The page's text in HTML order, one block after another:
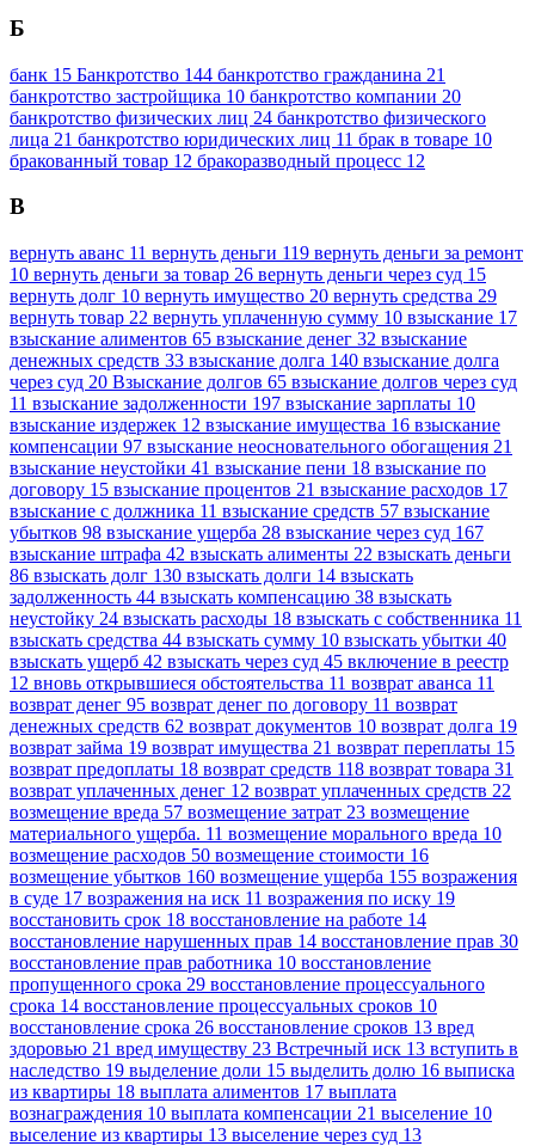
Б
банк 15 Банкротство 144 банкротство гражданина 21
банкротство застройщика 10 банкротство компании 20
банкротство физических лиц 24 банкротство физического
лица 21 банкротство юридических лиц 11 брак в товаре 10
бракованный товар 12 бракоразводный процесс 12
В
вернуть аванс 11 вернуть деньги 119 вернуть деньги за ремонт
10 вернуть деньги за товар 26 вернуть деньги через суд 15
вернуть долг 10 вернуть имущество 20 вернуть средства 29
вернуть товар 22 вернуть уплаченную сумму 10 взыскание 17
взыскание алиментов 65 взыскание денег 32 взыскание
денежных средств 33 взыскание долга 140 взыскание долга
через суд 20 Взыскание долгов 65 взыскание долгов через суд
11 взыскание задолженности 197 взыскание зарплаты 10
взыскание издержек 12 взыскание имущества 16 взыскание
компенсации 97 взыскание неосновательного обогащения 21
взыскание неустойки 41 взыскание пени 18 взыскание по
договору 15 взыскание процентов 21 взыскание расходов 17
взыскание с должника 11 взыскание средств 57 взыскание
убытков 98 взыскание ущерба 28 взыскание через суд 167
взыскание штрафа 42 взыскать алименты 22 взыскать деньги
86 взыскать долг 130 взыскать долги 14 взыскать
задолженность 44 взыскать компенсацию 38 взыскать
неустойку 24 взыскать расходы 18 взыскать с собственника 11
взыскать средства 44 взыскать сумму 10 взыскать убытки 40
взыскать ущерб 42 взыскать через суд 45 включение в реестр
12 вновь открывшиеся обстоятельства 11 возврат аванса 11
возврат денег 95 возврат денег по договору 11 возврат
денежных средств 62 возврат документов 10 возврат долга 19
возврат займа 19 возврат имущества 21 возврат переплаты 15
возврат предоплаты 18 возврат средств 118 возврат товара 31
возврат уплаченных денег 12 возврат уплаченных средств 22
возмещение вреда 57 возмещение затрат 23 возмещение
материального ущерба. 11 возмещение морального вреда 10
возмещение расходов 50 возмещение стоимости 16
возмещение убытков 160 возмещение ущерба 155 возражения
в суде 17 возражения на иск 11 возражения по иску 19
восстановить срок 18 восстановление на работе 14
восстановление нарушенных прав 14 восстановление прав 30
восстановление прав работника 10 восстановление
пропущенного срока 29 восстановление процессуального
срока 14 восстановление процессуальных сроков 10
восстановление срока 26 восстановление сроков 13 вред
здоровью 21 вред имуществу 23 Встречный иск 13 вступить в
наследство 19 выделение доли 15 выделить долю 16 выписка
из квартиры 18 выплата алиментов 17 выплата
вознаграждения 10 выплата компенсации 21 выселение 10
выселение из квартиры 13 выселение через суд 13